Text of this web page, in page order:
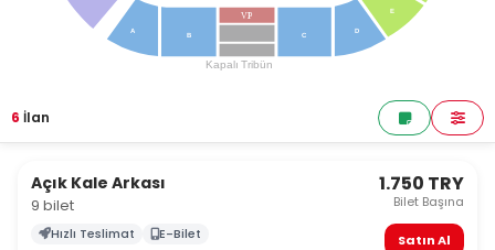
6 İlan
Açık Kale Arkası
9 bilet
1.750 TRY
Bilet Başına
Hızlı Teslimat
E-Bilet Satın Al
Kapalı Tribün
VIP
A
B C
D
E